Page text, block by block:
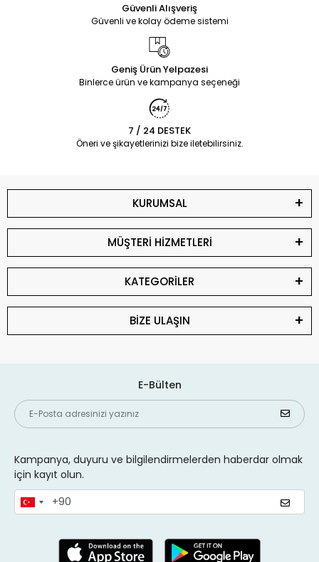
Güvenli Alışveriş
Güvenli ve kolay ödeme sistemi
Geniş Ürün Yelpazesi
Binlerce ürün ve kampanya seçeneği
7 / 24 DESTEK
Öneri ve şikayetlerinizi bize iletebilirsiniz.
KURUMSAL
MÜŞTERİ HİZMETLERİ
KATEGORİLER
BİZE ULAŞIN
E-Bülten
Kampanya, duyuru ve bilgilendirmelerden haberdar olmak
için kayıt olun.